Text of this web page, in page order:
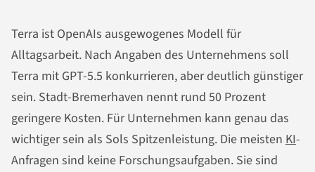
Terra ist OpenAIs ausgewogenes Modell für
Alltagsarbeit. Nach Angaben des Unternehmens soll
Terra mit GPT-5.5 konkurrieren, aber deutlich günstiger
sein. Stadt-Bremerhaven nennt rund 50 Prozent
geringere Kosten. Für Unternehmen kann genau das
wichtiger sein als Sols Spitzenleistung. Die meisten KI-
Anfragen sind keine Forschungsaufgaben. Sie sind